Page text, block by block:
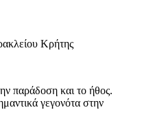
Κρήτης
παράδοση και το ήθος.
γεγονότα στην